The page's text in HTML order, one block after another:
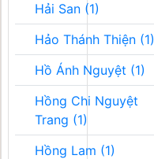
Hải San (1)
Hảo Thánh Thiện (1)
Hồ Ánh Nguyệt (1)
Hồng Chi Nguyệt
Trang (1)
Hồng Lam (1)